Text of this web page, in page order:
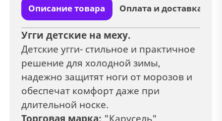
Описание товара Оплата и доставка
Угги детские на меху.
Детские угги- стильное и практичное
решение для холодной зимы,
надежно защитят ноги от морозов и
обеспечат комфорт даже при
длительной носке.